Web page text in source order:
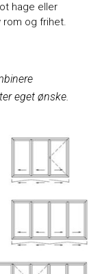
hage eller
rom og frihet.
eget ønske.